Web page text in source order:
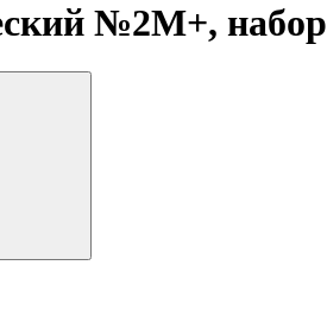
№2М+, набор